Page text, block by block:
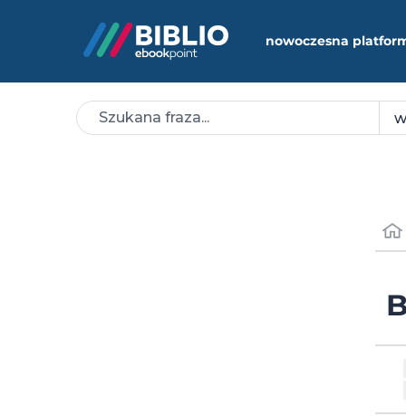
nowoczesna